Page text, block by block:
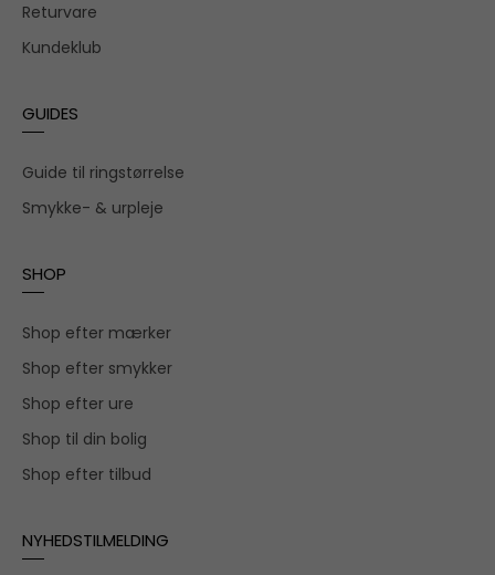
Returvare
Kundeklub
GUIDES
Guide til ringstørrelse
Smykke- & urpleje
SHOP
Shop efter mærker
Shop efter smykker
Shop efter ure
Shop til din bolig
Shop efter tilbud
NYHEDSTILMELDING